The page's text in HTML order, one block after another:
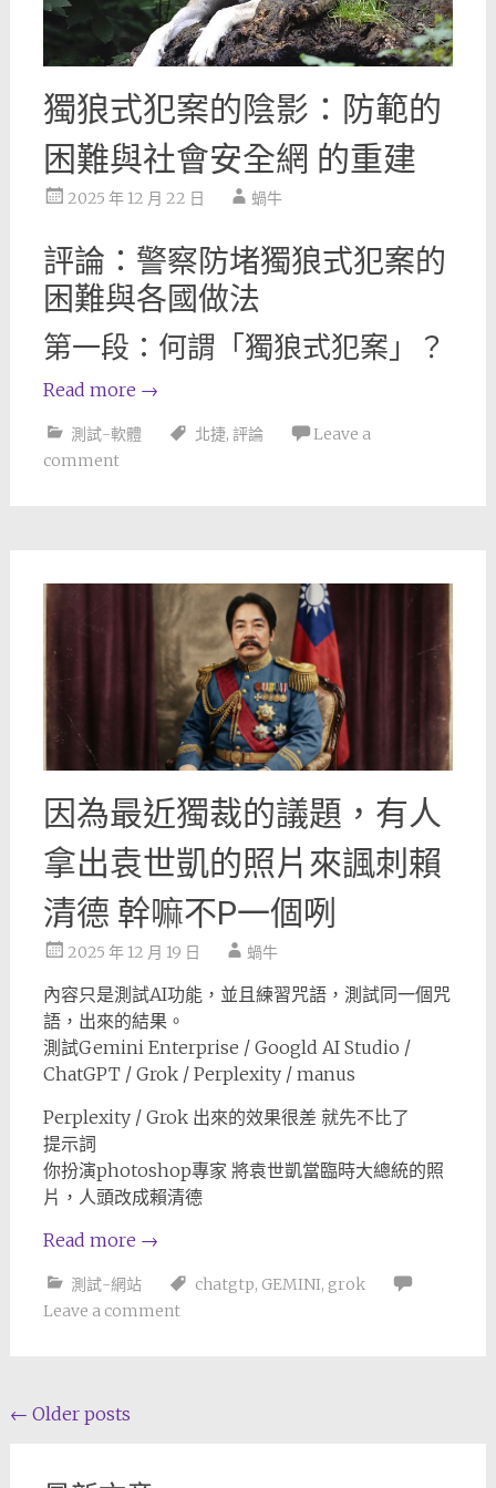
獨狼式犯案的陰影：防範的
困難與社會安全網 的重建
2025 年 12 月 22 日 蝸牛
評論：警察防堵獨狼式犯案的
困難與各國做法
第一段：何謂「獨狼式犯案」？
Read more →
測試-軟體 北捷, 評論
Leave a
comment
因為最近獨裁的議題，有人
拿出袁世凱的照片來諷刺賴
清德 幹嘛不P一個咧
2025 年 12 月 19 日 蝸牛
內容只是測試AI功能，並且練習咒語，測試同一個咒
語，出來的結果。
測試Gemini Enterprise / Googld AI Studio /
ChatGPT / Grok / Perplexity / manus
Perplexity / Grok 出來的效果很差 就先不比了
提示詞
你扮演photoshop專家 將袁世凱當臨時大總統的照
片，人頭改成賴清德
Read more →
測試-網站 chatgtp, GEMINI, grok
Leave a comment
Posts
← Older posts